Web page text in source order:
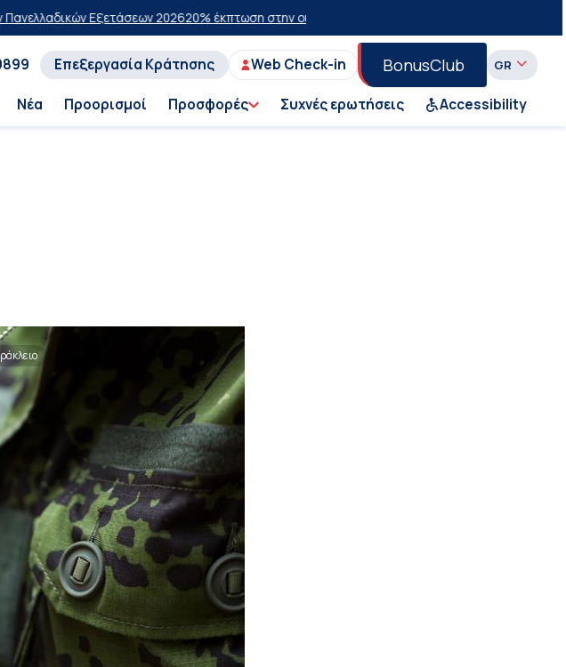
Εξετάσεων 202620% έκπτωση στην οικονομική θέση σε επιλεγμένα δρομολόγια θέρους
Επεξεργασία Κράτησης Web Check-in BonusClub
Νέα Προορισμοί Προσφορές Συχνές ερωτήσεις Accessibility